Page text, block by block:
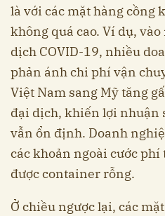
là với các mặt hàng cồng
không quá cao. Ví dụ,
dịch COVID-19, nhiều
phản ánh chi phí vận
Việt Nam sang Mỹ tăng
đại dịch, khiến lợi nhuận
vẫn ổn định. Doanh
các khoản ngoài cước phí
được container rỗng.
Ở chiều ngược lại, các